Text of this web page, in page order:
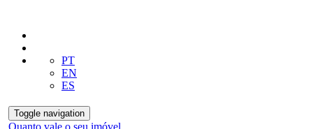
PT
EN
ES
Toggle navigation